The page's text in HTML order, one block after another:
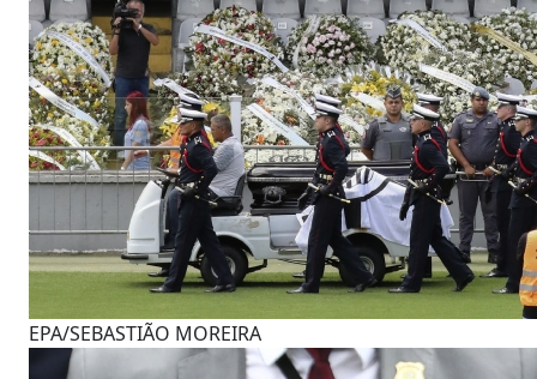
EPA/SEBASTIÃO MOREIRA